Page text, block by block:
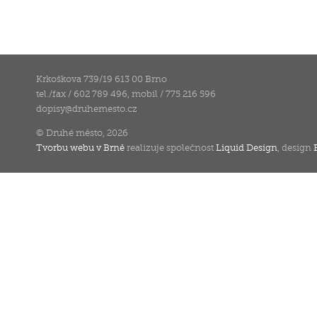
Krkoškova 739/19 613 00 Brno
tel./fax / 602 789 496, mobil / 775 216 596
dopisy@druhemesto.cz
© Druhé město, 2026
Tvorbu webu v Brně realizuje společnostLiquid Design , design